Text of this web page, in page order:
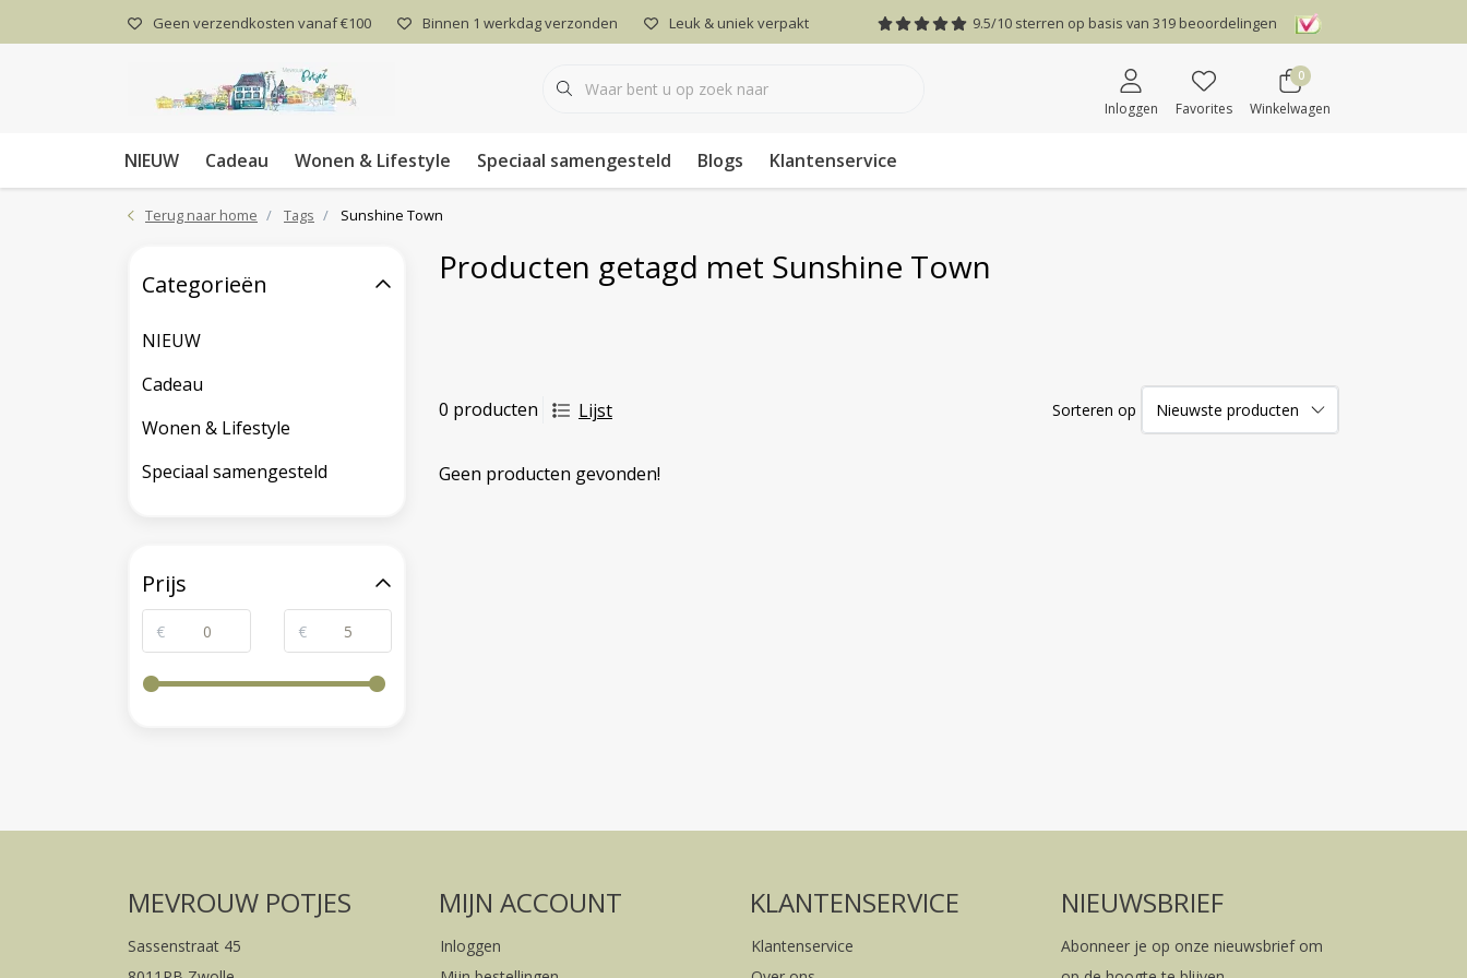
Geen verzendkosten vanaf €100 Binnen 1 werkdag verzonden Leuk & uniek verpakt 9.5/10 sterren op basis van 319 beoordelingen
Inloggen Favorites
0
Winkelwagen
NIEUW Cadeau Wonen & Lifestyle Speciaal samengesteld Blogs Klantenservice
Terug naar home Tags Sunshine Town
Producten getagd met Sunshine Town
0 producten Lijst Sorteren op
Geen producten gevonden!
Categorieën
NIEUW
Cadeau
Wonen & Lifestyle
Speciaal samengesteld
Prijs
€ €
MEVROUW POTJES
Sassenstraat 45
MIJN ACCOUNT
Inloggen
KLANTENSERVICE
Klantenservice
NIEUWSBRIEF
Abonneer je op onze nieuwsbrief om